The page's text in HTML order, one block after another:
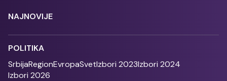
NAJNOVIJE
POLITIKA
SrbijaRegionEvropaSvetIzbori 2023Izbori 2024
Izbori 2026